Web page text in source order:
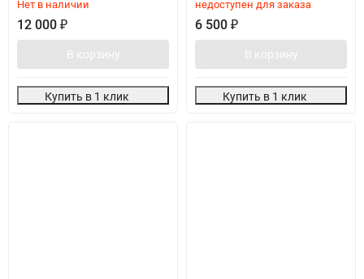
Нет в наличии
12 000 ₽
В корзину
Купить в 1 клик
недоступен для заказа
6 500 ₽
В корзину
Купить в 1 клик